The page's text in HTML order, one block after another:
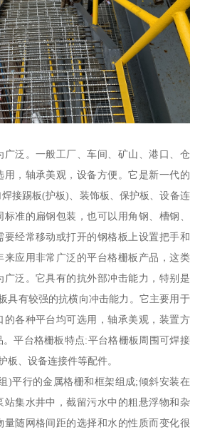
泛。一般工厂、车间、矿山、港口、仓
用，轴承美观，设备方便。它是新一代的
接踢板(护板)、装饰板、保护板、设备连
准的扁钢包装，也可以用角钢、槽钢、
经常移动或打开的钢格板上设置把手和
来应用非常广泛的平台格栅板产品，这类
泛。它具有的抗外部冲击能力，特别是
具有较强的抗横向冲击能力。它主要用于
的各种平台均可选用，轴承美观，装置方
平台格栅板特点:平台格栅板周围可焊接
板、设备连接件等配件。
)平行的金属格栅和框架组成;倾斜安装在
站集水井中，截留污水中的粗悬浮物和杂
量随网格间距的选择和水的性质而变化很